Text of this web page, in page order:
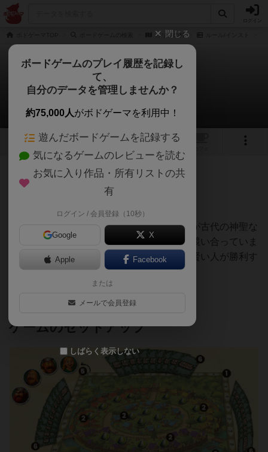
ガリアの村
ガリアの村
jurongさんのルール/インスト
1
147名 0名 0 9ヶ月前
神秘的なガリアの村では、賢明な長老たちが古代の神聖な
メンヒルを操作してその運命を形作ろうと競い合っていま
す。すべての決定は非常に重要です。最も賢い人が勝利す
るでしょう。
ゲームのセットアップ
閉じる
ボードゲームのプレイ履歴を記録し
て、
自分のデータを管理しませんか？
約75,000人がボドゲーマを利用中！
遊んだボードゲームを記録する
気になるゲームのレビューを読む
お気に入り作品・所有リストの共
有
ログイン / 会員登録（10秒）
Google X
Apple Facebook
または
メールで会員登録
しばらく表示しない